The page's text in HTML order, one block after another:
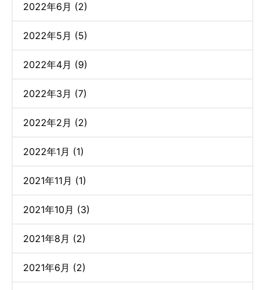
2022年6月 (2)
2022年5月 (5)
2022年4月 (9)
2022年3月 (7)
2022年2月 (2)
2022年1月 (1)
2021年11月 (1)
2021年10月 (3)
2021年8月 (2)
2021年6月 (2)